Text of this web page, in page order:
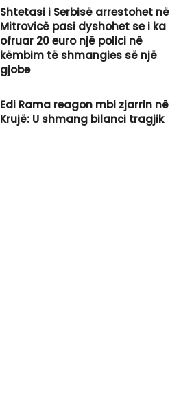
Shtetasi i Serbisë arrestohet në
Mitrovicë pasi dyshohet se i ka
ofruar 20 euro një polici në
këmbim të shmangies së një
gjobe
Edi Rama reagon mbi zjarrin në
Krujë: U shmang bilanci tragjik